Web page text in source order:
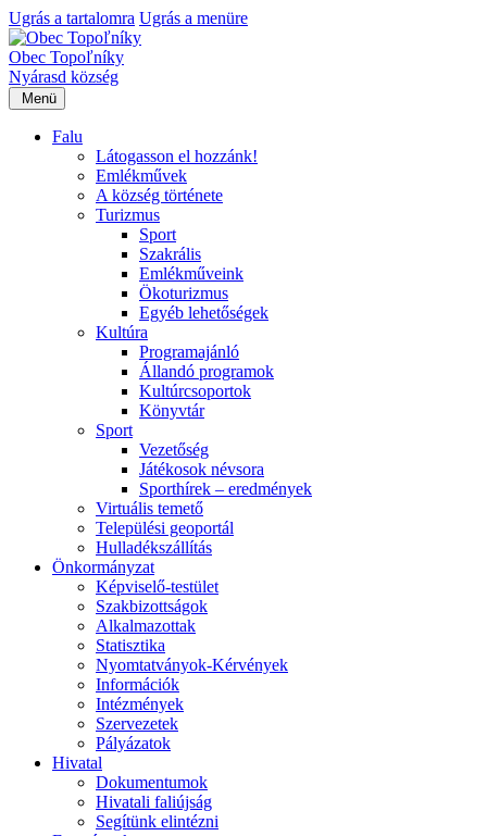
Ugrás a tartalomra Ugrás a menüre
Obec Topoľníky
Nyárasd község
Menü
Falu
Látogasson el hozzánk!
Emlékművek
A község története
Turizmus
Sport
Szakrális
Emlékműveink
Ökoturizmus
Egyéb lehetőségek
Kultúra
Programajánló
Állandó programok
Kultúrcsoportok
Könyvtár
Sport
Vezetőség
Játékosok névsora
Sporthírek – eredmények
Virtuális temető
Települési geoportál
Hulladékszállítás
Önkormányzat
Képviselő-testület
Szakbizottságok
Alkalmazottak
Statisztika
Nyomtatványok-Kérvények
Információk
Intézmények
Szervezetek
Pályázatok
Hivatal
Dokumentumok
Hivatali faliújság
Segítünk elintézni